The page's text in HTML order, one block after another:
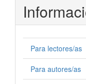
Para lectores/as
Para autores/as